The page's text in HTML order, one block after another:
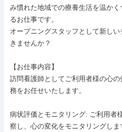
み慣れた地域での療養生活を温か
るお仕事です。
オープニングスタッフとして新し
きませんか？
【お仕事内容】
訪問看護師としてご利用者様の心
務をお任せいたします。
病状評価とモニタリング: ご利用者
察し、心の変化をモニタリングしま